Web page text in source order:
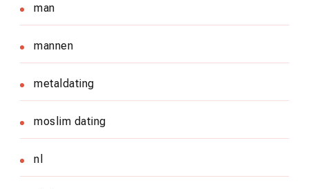
man
mannen
metaldating
moslim dating
nl